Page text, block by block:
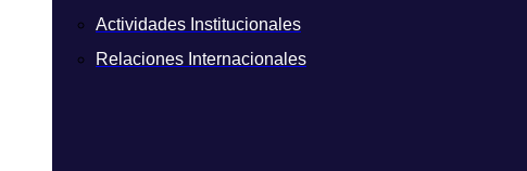
Actividades Institucionales
Relaciones Internacionales